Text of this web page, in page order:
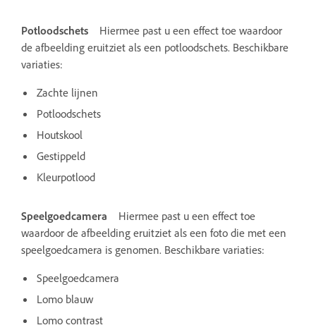
Potloodschets
Hiermee past u een effect toe waardoor
de afbeelding eruitziet als een potloodschets. Beschikbare
variaties:
Zachte lijnen
Potloodschets
Houtskool
Gestippeld
Kleurpotlood
Speelgoedcamera
Hiermee past u een effect toe
waardoor de afbeelding eruitziet als een foto die met een
speelgoedcamera is genomen. Beschikbare variaties:
Speelgoedcamera
Lomo blauw
Lomo contrast